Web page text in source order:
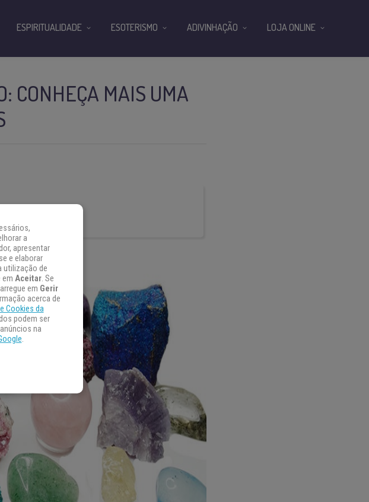
CONHEÇA MAIS UMA
ESPIRITUALIDADE ESOTERISMO ADIVINHAÇÃO LOJA ONLINE
a
apresentar
e elaborar
utilização de
Aceitar. Se
em Gerir
acerca de
Cookies da
podem ser
na
.